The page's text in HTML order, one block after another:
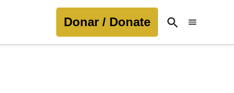
Donar / Donate
Open
Search